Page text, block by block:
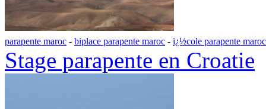
parapente maroc - biplace parapente maroc - ï¿½cole parapente maroc
Stage parapente en Croatie